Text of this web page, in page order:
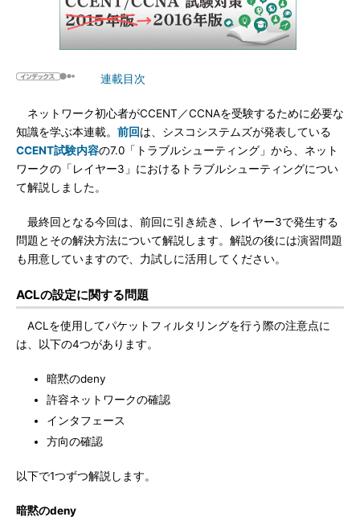
連載目次
ネットワーク初心者がCCENT／CCNAを受験するために必要な
知識を学ぶ本連載。 前回は、シスコシステムズが発表している
CCENT試験内容の7.0「トラブルシューティング」から、ネット
ワークの「レイヤー3」におけるトラブルシューティングについ
て解説しました。
最終回となる今回は、前回に引き続き、レイヤー3で発生する
問題とその解決方法について解説します。解説の後には演習問題
も用意していますので、力試しに活用してください。
ACLの設定に関する問題
ACLを使用してパケットフィルタリングを行う際の注意点に
は、以下の4つがあります。
暗黙のdeny
許容ネットワークの確認
インタフェース
方向の確認
以下で1つずつ解説します。
暗黙のdeny